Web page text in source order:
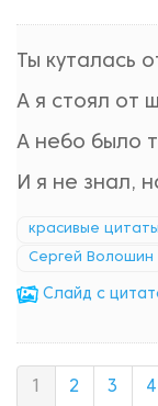
Ты куталась
А я стоял от
А небо было
И я не знал,
красивые цитаты
Сергей Волошин
Cлайд с
2 3 4